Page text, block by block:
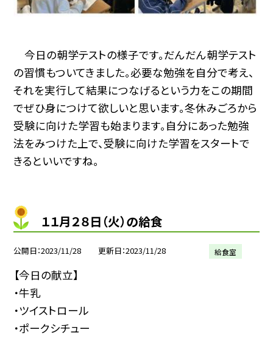
今日の朝学テストの様子です。だんだん朝学テスト
の習慣もついてきました。必要な勉強を自分で考え、
それを実行して結果につなげるという力をこの期間
でぜひ身につけて欲しいと思います。冬休みごろから
受験に向けた学習も始まります。自分にあった勉強
法をみつけた上で、受験に向けた学習をスタートで
きるといいですね。
１１月２８日（火）の給食
公開日 2023/11/28 更新日 2023/11/28 給食室
【今日の献立】
・牛乳
・ツイストロール
・ポークシチュー